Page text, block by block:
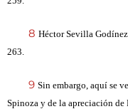
8 Héctor Sevilla Godínez,
263.
9 Sin embargo, aquí se
Spinoza y de la apreciación